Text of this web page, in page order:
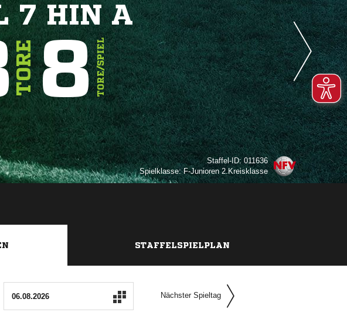
7 HIN A
TORE8TORE/SPIEL
Staffel-ID: 011636
Spielklasse: F-Junioren 2.Kreisklasse
STAFFELSPIELPLAN
Nächster Spieltag